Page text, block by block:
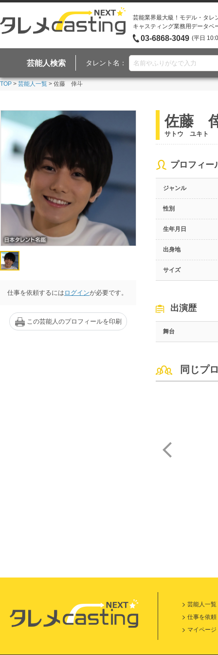
芸能業界最大級！モデル・タレ
キャスティング業務用データベ
03-6868-3049 (平日
芸能人検索 タレント名：
TOP > 芸能人一覧 > 佐藤 倖斗
仕事を依頼するには ログインが必要です。
この芸能人のプロフィールを印刷
佐藤
サトウ ユキト
プロフィー
ジャンル
性別
生年月日
出身地
サイズ
出演歴
舞台
同じプ
芸能人一覧
仕事を依頼
マイページ